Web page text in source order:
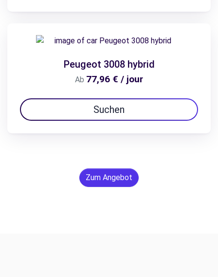
Peugeot 3008 hybrid
Ab 77,96 € / jour
Suchen
Zum Angebot